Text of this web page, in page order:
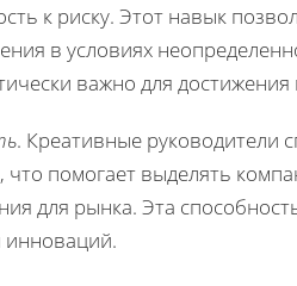
к риску. Этот навык
в условиях
важно для
. Креативные руководители
помогает выделять
для рынка. Эта